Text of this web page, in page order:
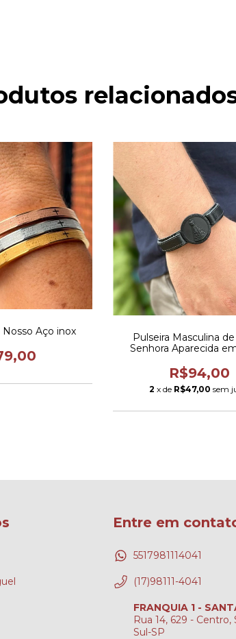
Aço inox
Pulseira Masculina
Senhora Aparecida
R$94,00
2 x de R$47,00 sem
Entre em
5517981114041
(17)98111-4041
FRANQUIA 1 -
Rua 14, 629 - Centro,
Sul-SP